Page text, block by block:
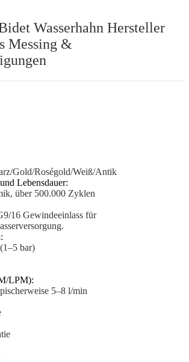
Wasserhahn Hersteller
Messing &
Gold/Roségold/Weiß/Antik
Lebensdauer:
über 500.000 Zyklen
16 Gewindeeinlass für
bar)
LPM):
5–8 l/min